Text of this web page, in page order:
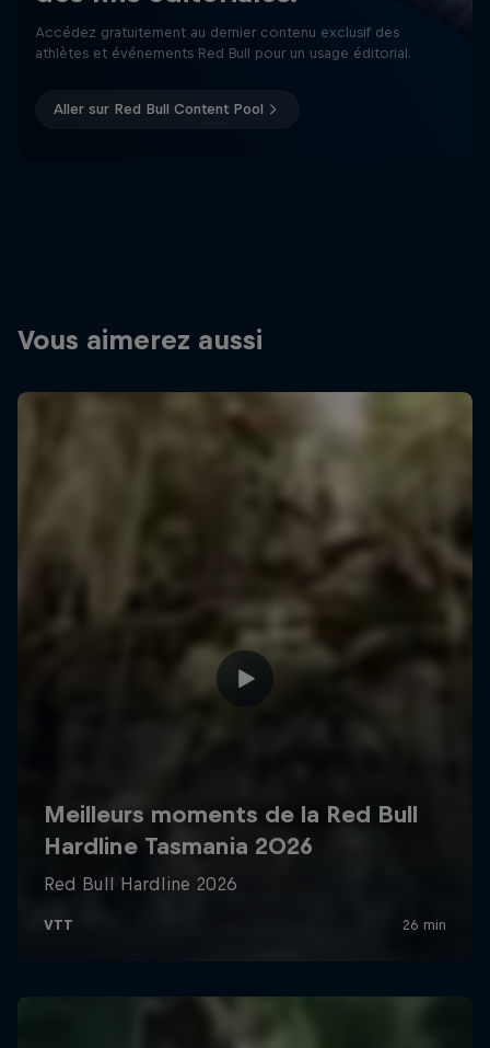
Accédez gratuitement au dernier contenu exclusif des
athlètes et événements Red Bull pour un usage éditorial.
Aller sur Red Bull Content Pool
Vous aimerez aussi